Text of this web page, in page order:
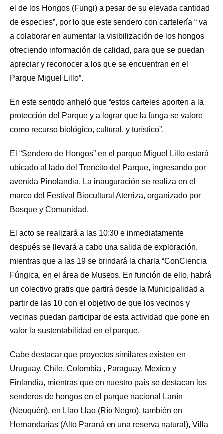
el de los Hongos (Fungi) a pesar de su elevada cantidad
de especies”, por lo que este sendero con cartelería “ va
a colaborar en aumentar la visibilización de los hongos
ofreciendo información de calidad, para que se puedan
apreciar y reconocer a los que se encuentran en el
Parque Miguel Lillo”.
En este sentido anheló que “estos carteles aporten a la
protección del Parque y a lograr que la funga se valore
como recurso biológico, cultural, y turístico”.
El “Sendero de Hongos” en el parque Miguel Lillo estará
ubicado al lado del Trencito del Parque, ingresando por
avenida Pinolandia. La inauguración se realiza en el
marco del Festival Biocultural Aterriza, organizado por
Bosque y Comunidad.
El acto se realizará a las 10:30 e inmediatamente
después se llevará a cabo una salida de exploración,
mientras que a las 19 se brindará la charla “ConCiencia
Fúngica, en el área de Museos. En función de ello, habrá
un colectivo gratis que partirá desde la Municipalidad a
partir de las 10 con el objetivo de que los vecinos y
vecinas puedan participar de esta actividad que pone en
valor la sustentabilidad en el parque.
Cabe destacar que proyectos similares existen en
Uruguay, Chile, Colombia , Paraguay, Mexico y
Finlandia, mientras que en nuestro país se destacan los
senderos de hongos en el parque nacional Lanín
(Neuquén), en Llao Llao (Río Negro), también en
Hernandarias (Alto Paraná en una reserva natural), Villa